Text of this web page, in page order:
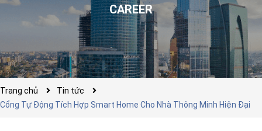
CAREER
Trang chủ
Tin tức
Cổng Tự Động Tích Hợp Smart Home Cho Nhà Thông Minh Hiện Đại